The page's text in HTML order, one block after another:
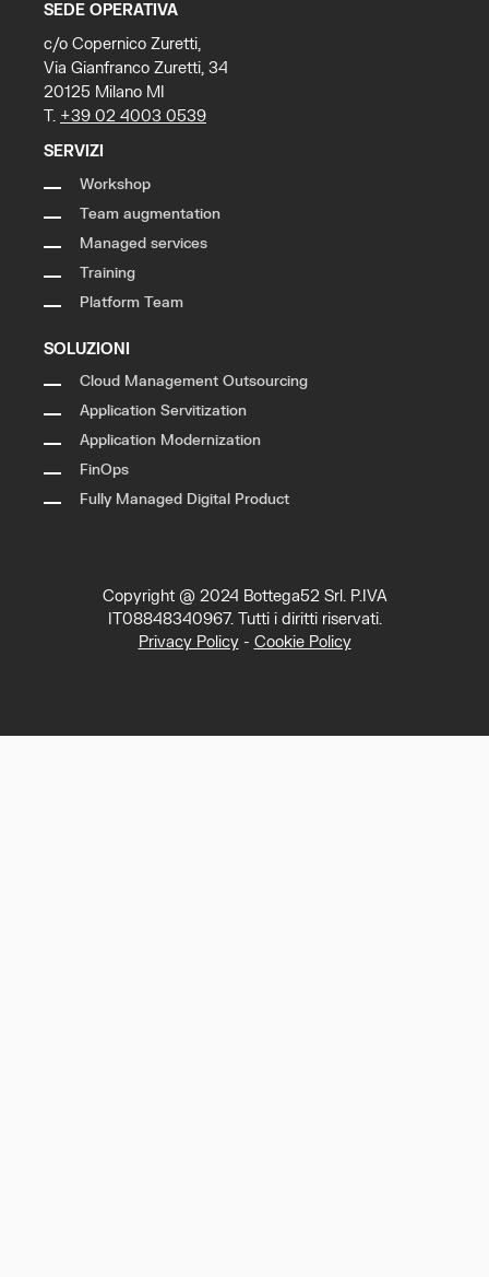
SEDE OPERATIVA
c/o Copernico Zuretti,
Via Gianfranco Zuretti, 34
20125 Milano MI
T. +39 02 4003 0539
SERVIZI
Workshop
Team augmentation
Managed services
Training
Platform Team
SOLUZIONI
Cloud Management Outsourcing
Application Servitization
Application Modernization
FinOps
Fully Managed Digital Product
Copyright @ 2024 Bottega52 Srl. P.IVA
IT08848340967. Tutti i diritti riservati.
Privacy Policy- Cookie Policy